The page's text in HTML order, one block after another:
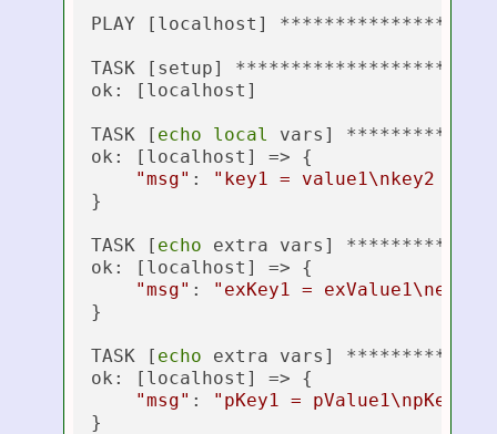
PLAY [localhost]
TASK [setup]
ok: [localhost]
TASK [ echo local
vars]
ok: [localhost] => {
"msg" :
"key1 = value1\nkey2 =
}
TASK [ echo extra vars]
ok: [localhost] => {
"msg" :
"exKey1 =
}
TASK [ echo extra vars]
ok: [localhost] => {
"msg" :
"pKey1 = pValue1\npKey2
}